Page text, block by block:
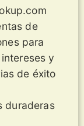
de
para
y
de éxito
duraderas